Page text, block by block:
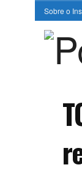
Sobre o